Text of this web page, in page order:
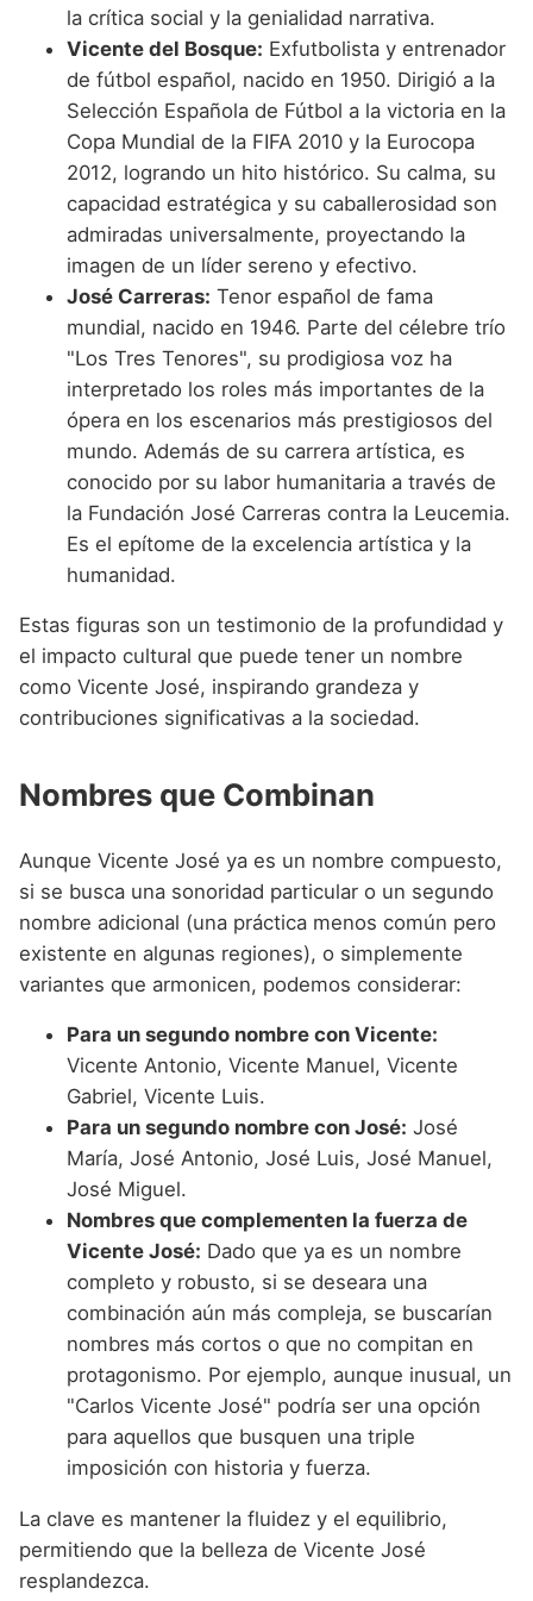
la crítica social y la genialidad narrativa.
Vicente del Bosque: Exfutbolista y entrenador
de fútbol español, nacido en 1950. Dirigió a la
Selección Española de Fútbol a la victoria en la
Copa Mundial de la FIFA 2010 y la Eurocopa
2012, logrando un hito histórico. Su calma, su
capacidad estratégica y su caballerosidad son
admiradas universalmente, proyectando la
imagen de un líder sereno y efectivo.
José Carreras: Tenor español de fama
mundial, nacido en 1946. Parte del célebre trío
"Los Tres Tenores", su prodigiosa voz ha
interpretado los roles más importantes de la
ópera en los escenarios más prestigiosos del
mundo. Además de su carrera artística, es
conocido por su labor humanitaria a través de
la Fundación José Carreras contra la Leucemia.
Es el epítome de la excelencia artística y la
humanidad.
Estas figuras son un testimonio de la profundidad y
el impacto cultural que puede tener un nombre
como Vicente José, inspirando grandeza y
contribuciones significativas a la sociedad.
Nombres que Combinan
Aunque Vicente José ya es un nombre compuesto,
si se busca una sonoridad particular o un segundo
nombre adicional (una práctica menos común pero
existente en algunas regiones), o simplemente
variantes que armonicen, podemos considerar:
Para un segundo nombre con Vicente:
Vicente Antonio, Vicente Manuel, Vicente
Gabriel, Vicente Luis.
Para un segundo nombre con José: José
María, José Antonio, José Luis, José Manuel,
José Miguel.
Nombres que complementen la fuerza de
Vicente José: Dado que ya es un nombre
completo y robusto, si se deseara una
combinación aún más compleja, se buscarían
nombres más cortos o que no compitan en
protagonismo. Por ejemplo, aunque inusual, un
"Carlos Vicente José" podría ser una opción
para aquellos que busquen una triple
imposición con historia y fuerza.
La clave es mantener la fluidez y el equilibrio,
permitiendo que la belleza de Vicente José
resplandezca.